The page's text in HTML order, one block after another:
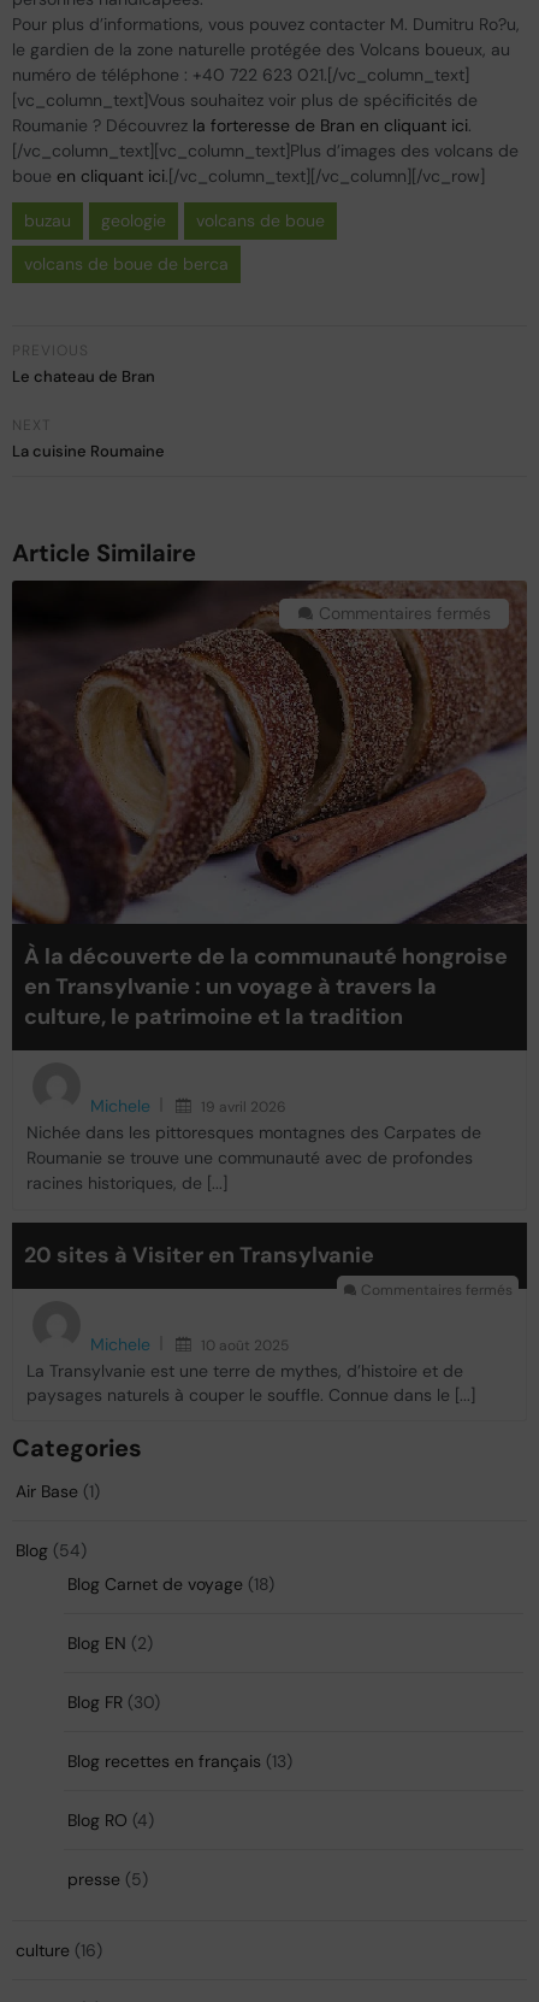
Pour plus d’informations, vous pouvez contacter M. Dumitru Ro?u,
le gardien de la zone naturelle protégée des Volcans boueux, au
numéro de téléphone : +40 722 623 021.[/vc_column_text]
[vc_column_text]Vous souhaitez voir plus de spécificités de
Roumanie ? Découvrez la forteresse de Bran en cliquant ici.
[/vc_column_text][vc_column_text]Plus d’images des volcans de
boue en cliquant ici.[/vc_column_text][/vc_column][/vc_row]
buzau geologie
volcans de boue
volcans de boue de berca
PREVIOUS
Le chateau de Bran
NEXT
La cuisine Roumaine
Article Similaire
Commentaires fermés
À la découverte de la communauté hongroise
en Transylvanie : un voyage à travers la
culture, le patrimoine et la tradition
Michele 19 avril 2026
Nichée dans les pittoresques montagnes des Carpates de
Roumanie se trouve une communauté avec de profondes
racines historiques, de [...]
Commentaires fermés
20 sites à Visiter en Transylvanie
Michele 10 août 2025
La Transylvanie est une terre de mythes, d’histoire et de
paysages naturels à couper le souffle. Connue dans le [...]
Categories
Air Base (1)
Blog (54)
Blog Carnet de voyage (18)
Blog EN (2)
Blog FR (30)
Blog recettes en français (13)
Blog RO (4)
presse (5)
culture (16)